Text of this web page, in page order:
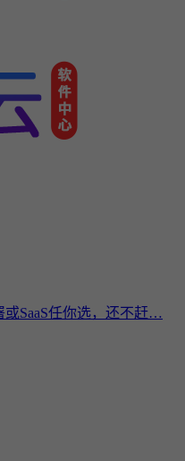
SaaS任你选，还不赶…